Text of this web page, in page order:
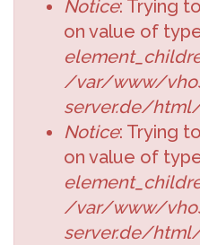
Notice: Trying
on value of
/var/www/
server.de/
Notice: Trying
on value of
/var/www/
server.de/